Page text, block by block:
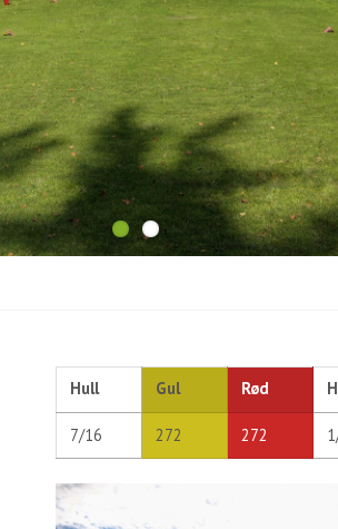
Hull Gul Rød
7/16 272 272